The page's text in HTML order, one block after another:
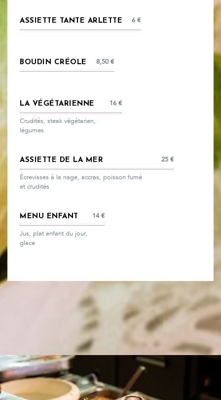
ASSIETTE TANTE ARLETTE 6 €
BOUDIN CRÉOLE 8,50€
LA VÉGÉTARIENNE 16 €
Crudités, steak végétarien,
légumes
ASSIETTE DE LA MER 25 €
Écrevisses à la nage, accras, poisson fumé
et crudités
MENU ENFANT 14€
Jus, plat enfant du jour,
glace